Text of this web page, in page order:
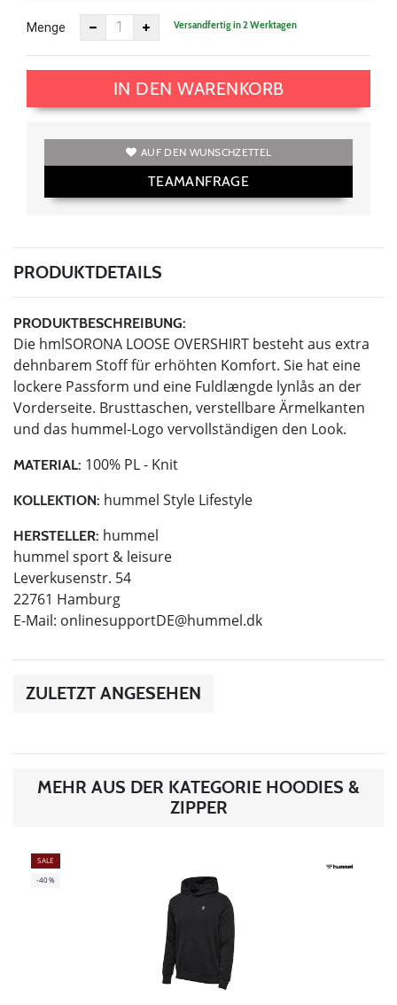
Menge Versandfertig in 2 Werktagen
IN DEN WARENKORB
AUF DEN WUNSCHZETTEL
TEAMANFRAGE
PRODUKTDETAILS
PRODUKTBESCHREIBUNG:
Die hmlSORONA LOOSE OVERSHIRT besteht aus extra
dehnbarem Stoff für erhöhten Komfort. Sie hat eine
lockere Passform und eine Fuldlængde lynlås an der
Vorderseite. Brusttaschen, verstellbare Ärmelkanten
und das hummel-Logo vervollständigen den Look.
MATERIAL: 100% PL - Knit
KOLLEKTION: hummel Style Lifestyle
HERSTELLER: hummel
hummel sport & leisure
Leverkusenstr. 54
22761 Hamburg
E-Mail: onlinesupportDE@hummel.dk
ZULETZT ANGESEHEN
MEHR AUS DER KATEGORIE HOODIES &
ZIPPER
SALE
-40%